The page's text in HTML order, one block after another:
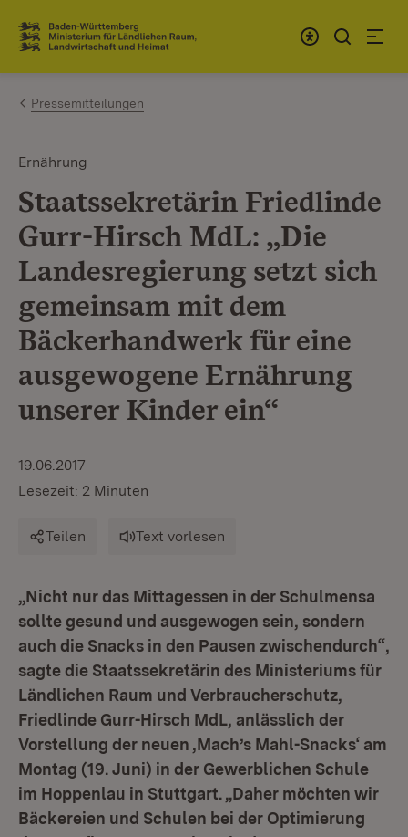
Zum Inhalt springen
Link zur Startseite
Pressemitteilungen
Ernährung
Staatssekretärin Friedlinde
Gurr-Hirsch MdL: „Die
Landesregierung setzt sich
gemeinsam mit dem
Bäckerhandwerk für eine
ausgewogene Ernährung
unserer Kinder ein“
19.06.2017
Lesezeit: 2 Minuten
Teilen Text vorlesen
„Nicht nur das Mittagessen in der Schulmensa
sollte gesund und ausgewogen sein, sondern
auch die Snacks in den Pausen zwischendurch“,
sagte die Staatssekretärin des Ministeriums für
Ländlichen Raum und Verbraucherschutz,
Friedlinde Gurr-Hirsch MdL, anlässlich der
Vorstellung der neuen ‚Mach’s Mahl-Snacks‘ am
Montag (19. Juni) in der Gewerblichen Schule
im Hoppenlau in Stuttgart. „Daher möchten wir
Bäckereien und Schulen bei der Optimierung